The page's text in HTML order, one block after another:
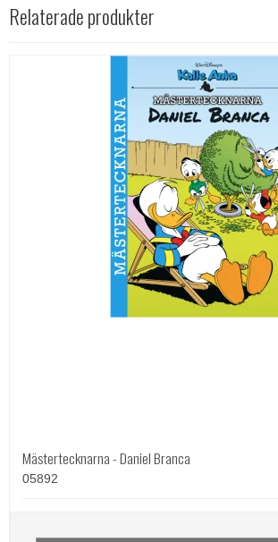
Relaterade produkter
Mästertecknarna - Daniel Branca
05892